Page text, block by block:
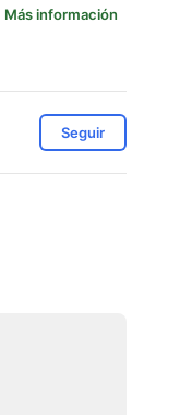
Más información
Seguir